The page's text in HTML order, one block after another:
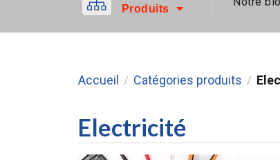
Produits
Accueil / Catégories produits /
Electricité